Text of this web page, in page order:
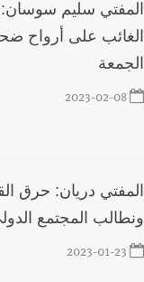
المفتي سليم سوسان:
الغائب على أرواح
الجمعة
2023-02-08
المفتي دريان: حرق
ونطالب المجتمع
2023-01-23